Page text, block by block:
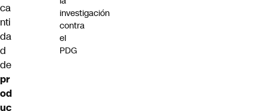
ca
nti
da
d
de
pr
od
uc
investigación
contra
el
PDG